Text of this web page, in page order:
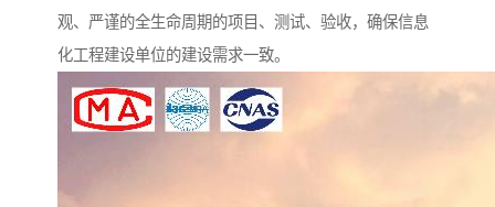
观、严谨的全生命周期的项目、测试、验收，确保信息
化工程建设单位的建设需求一致。